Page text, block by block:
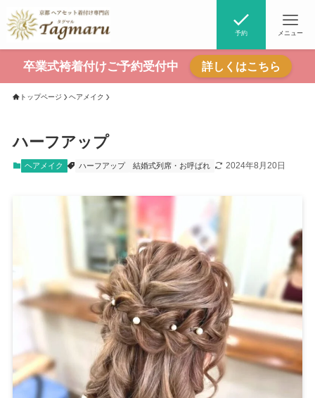
予約 メニュー
卒業式袴着付けご予約受付中 詳しくはこちら
トップページ ヘアメイク
ハーフアップ
ヘアメイク ハーフアップ 結婚式列席・お呼ばれ 2024年8月20日